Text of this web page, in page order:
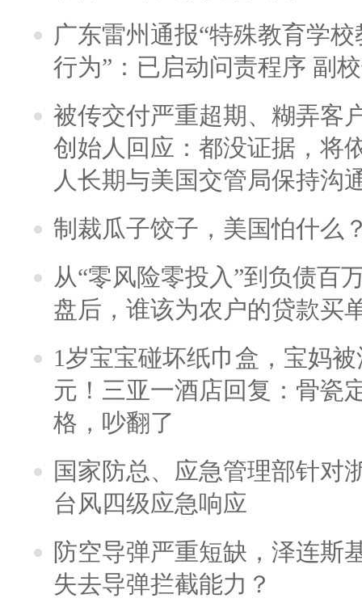
广东雷州通报“特殊教育学
行为”：已启动问责程序 副
被传交付严重超期、糊弄客
创始人回应：都没证据，将
人长期与美国交管局保持沟
制裁瓜子饺子，美国怕什么
从“零风险零投入”到负债百
盘后，谁该为农户的贷款买
1岁宝宝碰坏纸巾盒，宝妈
元！三亚一酒店回复：骨瓷
格，吵翻了
国家防总、应急管理部针对
台风四级应急响应
防空导弹严重短缺，泽连斯
失去导弹拦截能力？